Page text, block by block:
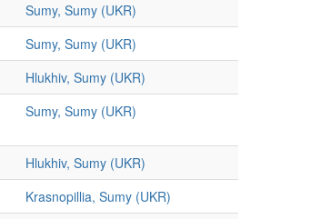
Sumy, Sumy (UKR)
Sumy, Sumy (UKR)
Hlukhiv, Sumy (UKR)
Sumy, Sumy (UKR)
Hlukhiv, Sumy (UKR)
Krasnopillia, Sumy (UKR)